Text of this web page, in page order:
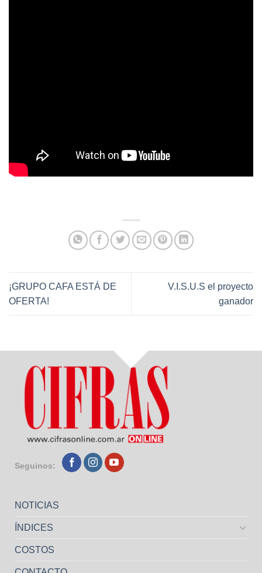
¡GRUPO CAFA ESTÁ DE
OFERTA!
V.I.S.U.S el proyecto
ganador
Seguinos:
NOTICIAS
ÍNDICES
COSTOS